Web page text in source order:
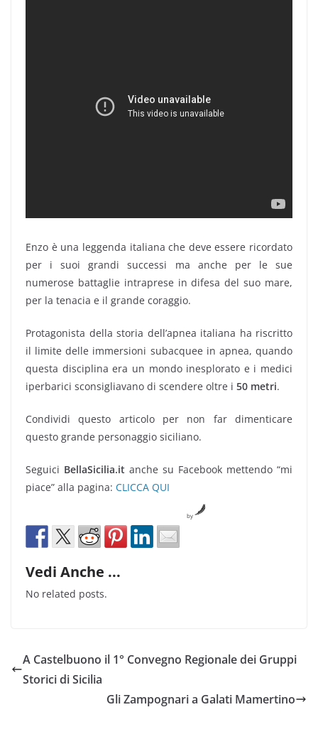
Enzo è una leggenda italiana che deve essere ricordato
per i suoi grandi successi ma anche per le sue
numerose battaglie intraprese in difesa del suo mare,
per la tenacia e il grande coraggio.
Protagonista della storia dell’apnea italiana ha riscritto
il limite delle immersioni subacquee in apnea, quando
questa disciplina era un mondo inesplorato e i medici
iperbarici sconsigliavano di scendere oltre i 50 metri.
Condividi questo articolo per non far dimenticare
questo grande personaggio siciliano.
Seguici BellaSicilia.it anche su Facebook mettendo “mi
piace” alla pagina: CLICCA QUI
by
Vedi Anche ...
No related posts.
A Castelbuono il 1° Convegno Regionale dei Gruppi
Storici di Sicilia
Gli Zampognari a Galati Mamertino